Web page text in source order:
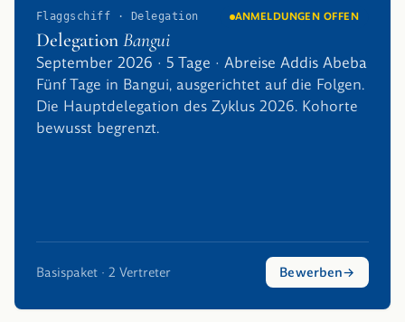
Flaggschiff · Delegation ANMELDUNGEN OFFEN
DelegationBangui
September 2026 · 5 Tage · Abreise Addis Abeba
Fünf Tage in Bangui, ausgerichtet auf die Folgen.
Die Hauptdelegation des Zyklus 2026. Kohorte
bewusst begrenzt.
Basispaket · 2 Vertreter Bewerben